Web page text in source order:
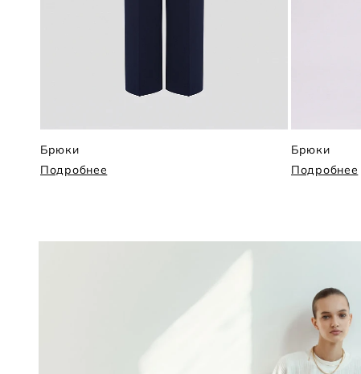
Брюки
Подробнее
Брюки
Подробнее